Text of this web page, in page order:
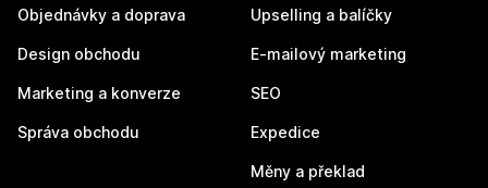
Objednávky a doprava
Design obchodu
Marketing a konverze
Správa obchodu
Upselling a balíčky
E-mailový marketing
SEO
Expedice
Měny a překlad